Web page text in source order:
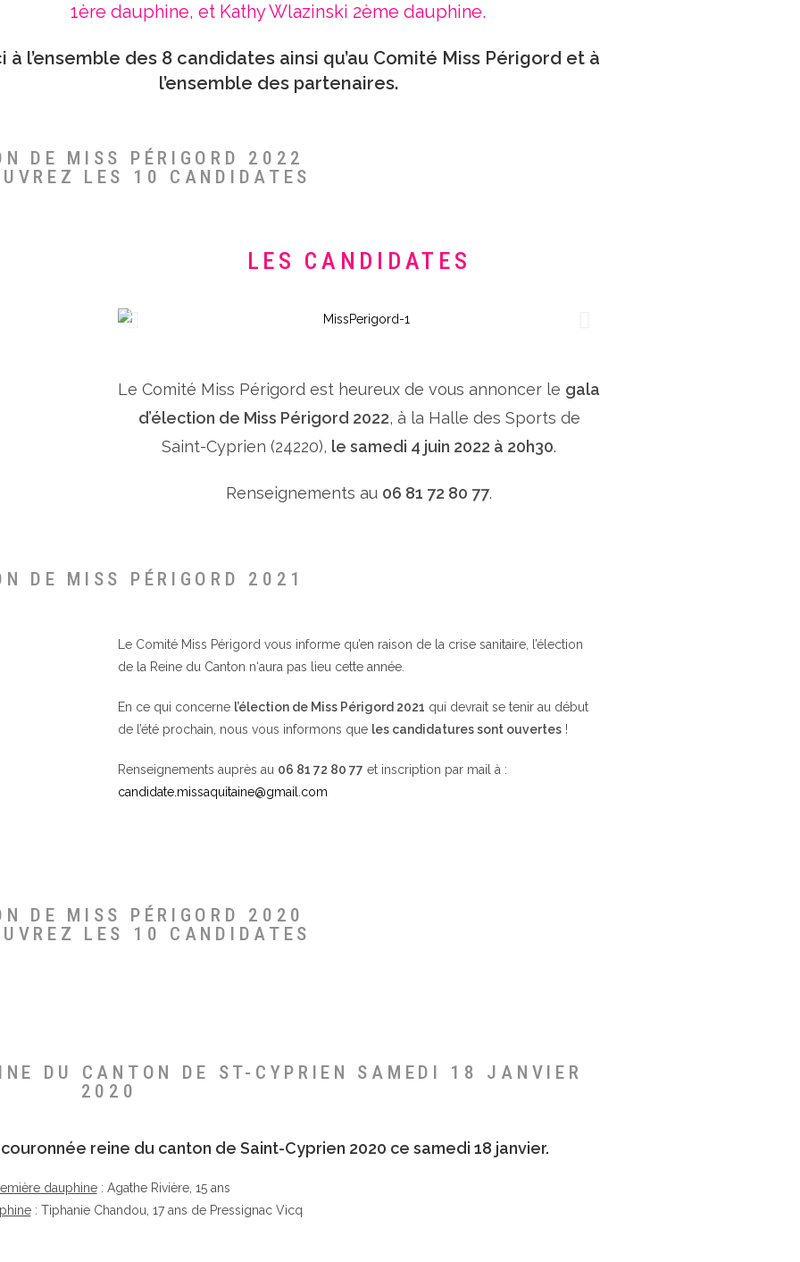
1ère dauphine, et Kathy Wlazinski 2ème dauphine.
à l’ensemble des 8 candidates ainsi qu’au Comité Miss Périgord et à
l’ensemble des partenaires.
DE MISS PÉRIGORD 2022
LES 10 CANDIDATES
LES CANDIDATES
Le Comité Miss Périgord est heureux de vous annoncer le gala
d’élection de Miss Périgord 2022, à la Halle des Sports de
Saint-Cyprien (24220), le samedi 4 juin 2022 à 20h30.
Renseignements au 06 81 72 80 77.
DE MISS PÉRIGORD 2021
Le Comité Miss Périgord vous informe qu’en raison de la crise sanitaire, l’élection
de la Reine du Canton n‘aura pas lieu cette année.
En ce qui concerne l’élection de Miss Périgord 2021 qui devrait se tenir au début
de l’été prochain, nous vous informons que les candidatures sont ouvertes !
Renseignements auprès au 06 81 72 80 77 et inscription par mail à :
candidate.missaquitaine@gmail.com
DE MISS PÉRIGORD 2020
LES 10 CANDIDATES
DU CANTON DE ST-CYPRIEN SAMEDI 18 JANVIER
2020
couronnée reine du canton de Saint-Cyprien 2020 ce samedi 18 janvier.
dauphine: Agathe Rivière, 15 ans
: Tiphanie Chandou, 17 ans de Pressignac Vicq